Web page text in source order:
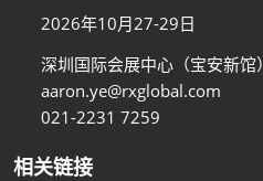
2026年10月27-29日
深圳国际会展中心（宝安新馆）
aaron.ye@rxglobal.com
021-2231 7259
相关链接